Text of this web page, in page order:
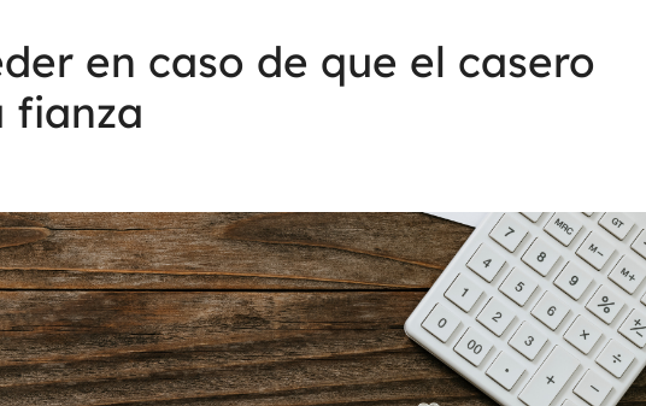
en caso de que el casero
fianza